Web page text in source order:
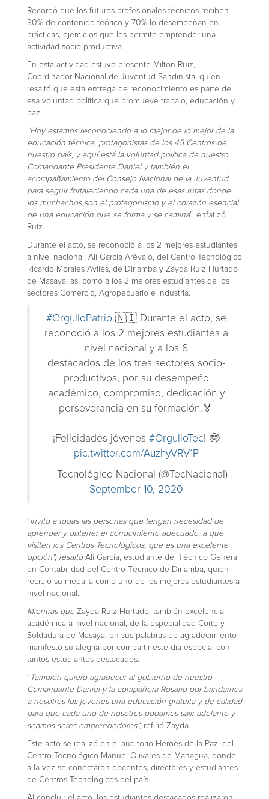
Recordó que los futuros profesionales técnicos reciben
30% de contenido teórico y 70% lo desempeñan en
prácticas, ejercicios que les permite emprender una
actividad socio-productiva.
En esta actividad estuvo presente Milton Ruiz,
Coordinador Nacional de Juventud Sandinista, quien
resaltó que esta entrega de reconocimiento es parte de
esa voluntad política que promueve trabajo, educación y
paz.
“Hoy estamos reconociendo a lo mejor de lo mejor de la
educación técnica, protagonistas de los 45 Centros de
nuestro país, y aquí está la voluntad política de nuestro
Comandante Presidente Daniel y también el
acompañamiento del Consejo Nacional de la Juventud
para seguir fortaleciendo cada una de esas rutas donde
los muchachos son el protagonismo y el corazón esencial
de una educación que se forma y se camina”, enfatizó
Ruiz.
Durante el acto, se reconoció a los 2 mejores estudiantes
a nivel nacional: Alí García Arévalo, del Centro Tecnológico
Ricardo Morales Avilés, de Diriamba y Zayda Ruiz Hurtado
de Masaya; así como a los 2 mejores estudiantes de los
sectores Comercio, Agropecuario e Industria.
#OrgulloPatrio 🇳🇮 Durante el acto, se
reconoció a los 2 mejores estudiantes a
nivel nacional y a los 6
destacados de los tres sectores socio-
productivos, por su desempeño
académico, compromiso, dedicación y
perseverancia en su formación.🏅
¡Felicidades jóvenes #OrgulloTec! 🤓
pic.twitter.com/AuzhyVRV1P
— Tecnológico Nacional (@TecNacional)
September 10, 2020
“Invito a todas las personas que tengan necesidad de
aprender y obtener el conocimiento adecuado, a que
visiten los Centros Tecnológicos, que es una excelente
opción”, resaltó Alí García, estudiante del Técnico General
en Contabilidad del Centro Técnico de Diriamba, quien
recibió su medalla como uno de los mejores estudiantes a
nivel nacional.
Mientras que Zayda Ruiz Hurtado, también excelencia
académica a nivel nacional, de la especialidad Corte y
Soldadura de Masaya, en sus palabras de agradecimiento
manifestó su alegría por compartir este día especial con
tantos estudiantes destacados.
“ También quiero agradecer al gobierno de nuestro
Comandante Daniel y la compañera Rosario por brindarnos
a nosotros los jóvenes una educación gratuita y de calidad
para que cada uno de nosotros podamos salir adelante y
seamos seres emprendedores”, refirió Zayda.
Este acto se realizó en el auditorio Héroes de la Paz, del
Centro Tecnológico Manuel Olivares de Managua, donde
a la vez se conectaron docentes, directores y estudiantes
de Centros Tecnológicos del país.